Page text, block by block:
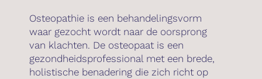
Voor wie?
Voordrachten
Osteopathie is een behandelingsvorm
waar gezocht wordt naar de oorsprong
van klachten. De osteopaat is een
gezondheidsprofessional met een brede,
holistische benadering die zich richt op